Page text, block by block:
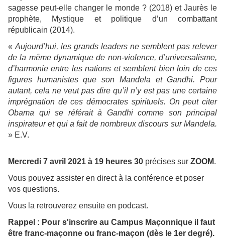
sagesse peut-elle changer le monde ? (2018) et Jaurès le
prophète, Mystique et politique d’un combattant
républicain (2014).
« Aujourd’hui, les grands leaders ne semblent pas relever
de la même dynamique de non-violence, d’universalisme,
d’harmonie entre les nations et semblent bien loin de ces
figures humanistes que son Mandela et Gandhi. Pour
autant, cela ne veut pas dire qu’il n’y est pas une certaine
imprégnation de ces démocrates spirituels. On peut citer
Obama qui se référait à Gandhi comme son principal
inspirateur et qui a fait de nombreux discours sur Mandela.
» E.V.
Mercredi 7 avril 2021 à 19 heures 30 précises sur ZOOM.
Vous pouvez assister en direct à la conférence et poser
vos questions.
Vous la retrouverez ensuite en podcast.
Rappel : Pour s'inscrire au Campus Maçonnique il faut
être franc-maçonne ou franc-maçon (dès le 1er degré).